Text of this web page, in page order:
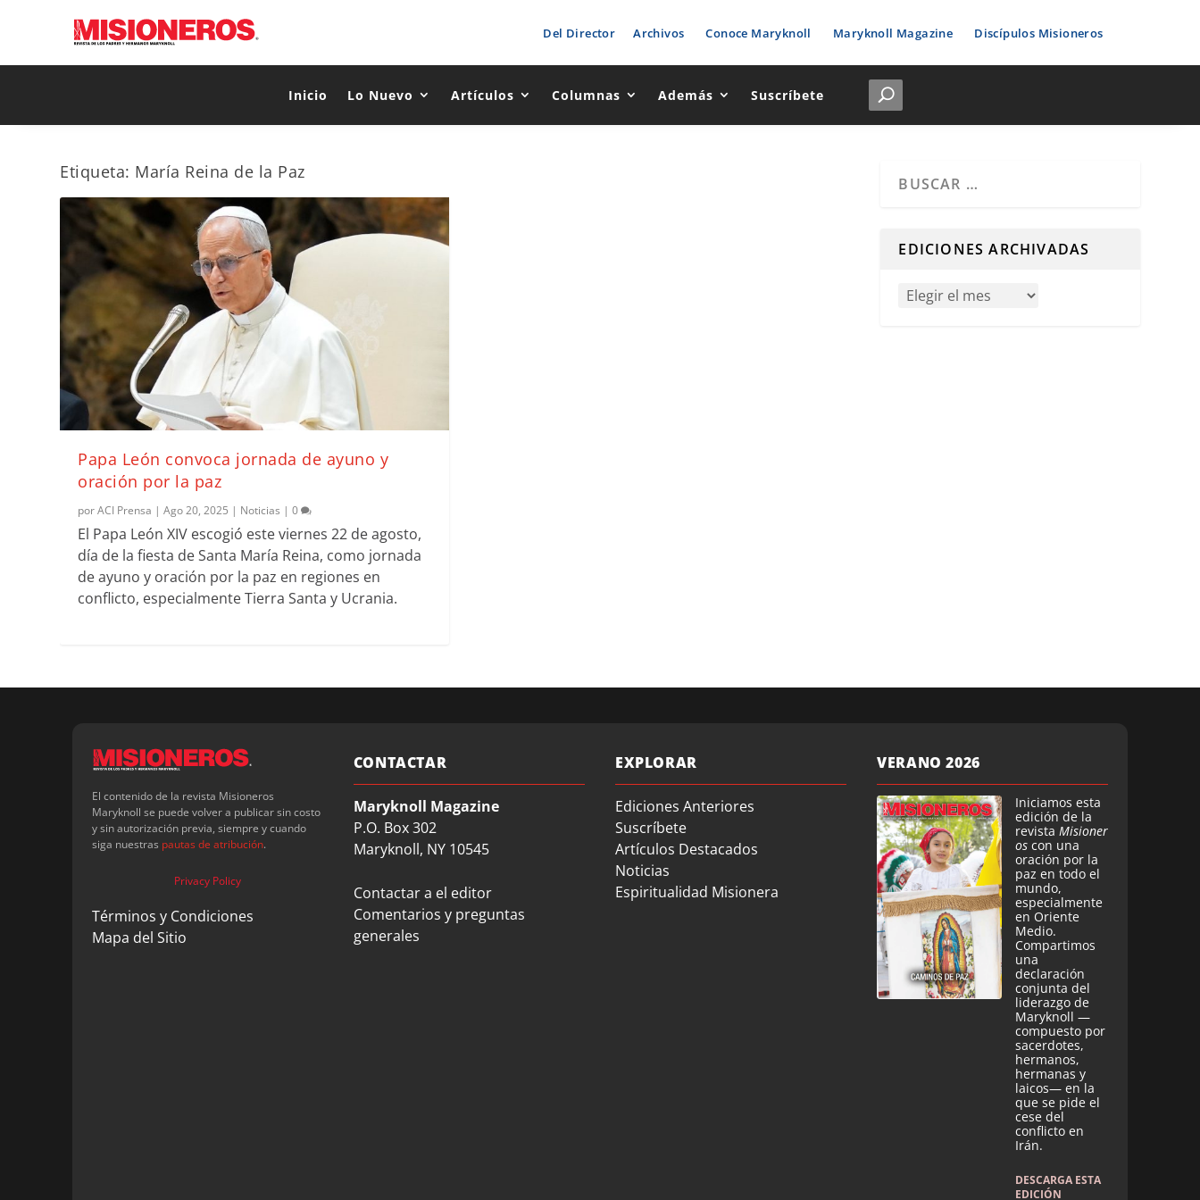
Del Director Archivos Conoce Maryknoll Maryknoll Magazine Discípulos Misioneros
Inicio Lo Nuevo Artículos Columnas Además Suscríbete
Etiqueta: María Reina de la Paz
Papa León convoca jornada de ayuno y
oración por la paz
porACI Prensa |Ago 20, 2025 | Noticias |0
El Papa León XIV escogió este viernes 22 de agosto,
día de la fiesta de Santa María Reina, como jornada
de ayuno y oración por la paz en regiones en
conflicto, especialmente Tierra Santa y Ucrania.
EDICIONES ARCHIVADAS
El contenido de la revista Misioneros
Maryknoll se puede volver a publicar sin costo
y sin autorización previa, siempre y cuando
siga nuestras pautas de atribución.
Privacy Policy
Términos y Condiciones
Mapa del Sitio
CONTACTAR
Maryknoll Magazine
P.O. Box 302
Maryknoll, NY 10545
Contactar a el editor
Comentarios y preguntas
generales
EXPLORAR
Ediciones Anteriores
Suscríbete
Artículos Destacados
Noticias
Espiritualidad Misionera
VERANO 2026
Iniciamos esta
edición de la
revista Misioner
os con una
oración por la
paz en todo el
mundo,
especialmente
en Oriente
Medio.
Compartimos
una
declaración
conjunta del
liderazgo de
Maryknoll —
compuesto por
sacerdotes,
hermanos,
hermanas y
laicos— en la
que se pide el
cese del
conflicto en
Irán.
DESCARGA ESTA
EDICIÓN